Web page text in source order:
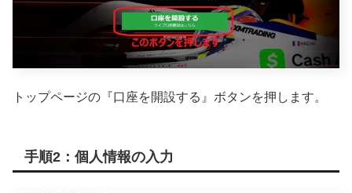
トップページの『口座を開設する』ボタンを押します。
手順2：個人情報の入力